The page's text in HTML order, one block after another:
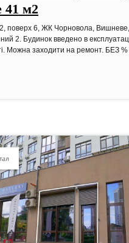
м2
поверх 6, ЖК Чорновола, Вишневе,
2. Будинок введено в
Можна заходити на ремонт. БЕЗ %